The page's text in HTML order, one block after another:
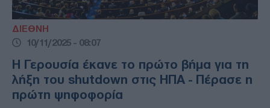
ΔΙΕΘΝΗ
10/11/2025 - 08:07
Η Γερουσία έκανε το πρώτο βήμα για τη
λήξη του shutdown στις ΗΠΑ - Πέρασε η
πρώτη ψηφοφορία